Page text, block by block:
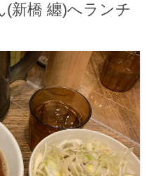
(新橋 纏)へランチ